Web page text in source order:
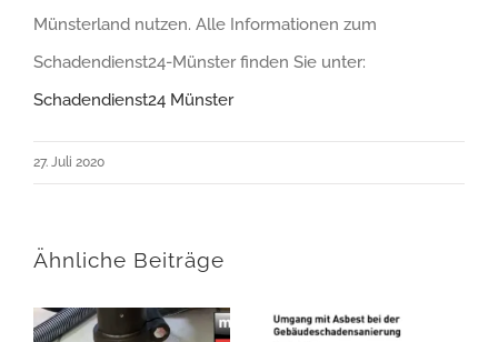
Münsterland nutzen. Alle Informationen zum
Schadendienst24-Münster finden Sie unter:
Schadendienst24 Münster
27. Juli 2020
Ähnliche Beiträge